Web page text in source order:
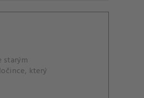
starým
který